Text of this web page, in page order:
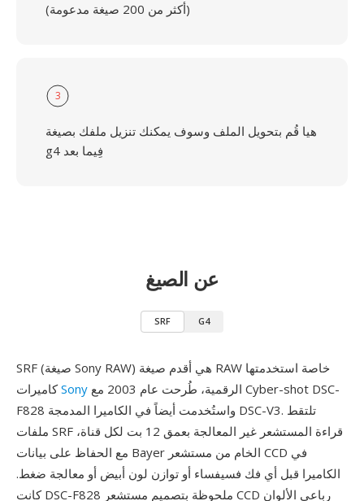
(أكثر من 200 صيغة مدعومة)
3
هيا قُم بتحويل الملف وسوف يمكنك تنزيل ملفك بصيغة
g4 فِيما بعد
عن الصيغ
SRF G4
SRF (صيغة Sony RAW) هي أقدم صيغة RAW خاصة استخدمتها
كاميراتSony
F828 واستُخدمت أيضاً في الكاميرا المدمجة DSC-V3. تلتقط
ملفات SRF قراءة المستشعر غير المعالجة بعمق 12 بت لكل قناة،
مع الحفاظ على بيانات Bayer الخام من مستشعر CCD في
الكاميرا قبل أي فك فسيفساء أو توازن لون أبيض أو معالجة ضغط.
كانت DSC-F828 ملحوظة بتصميم مستشعر CCD رباعي الألوان